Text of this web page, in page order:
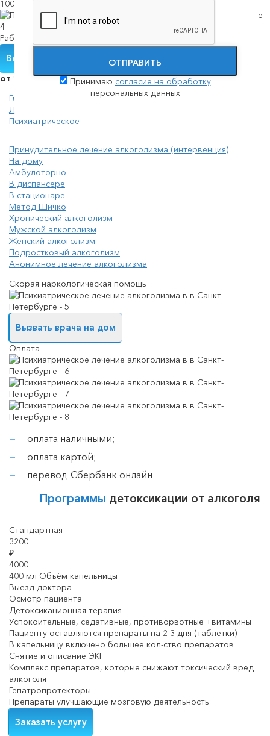
100% анонимность
Работаем
Вызвать нарколога
от 2000 руб./сутки
Главная
Лечение алкоголизма
Психиатрическое
Принудительное лечение алкоголизма (интервенция)
На дому
Амбулоторно
В диспансере
В стационаре
Метод Шичко
Хронический алкоголизм
Мужской алкоголизм
Женский алкоголизм
Подростковый алкоголизм
Анонимное лечение алкоголизма
Скорая наркологическая помощь
Вызвать врача на дом
Оплата
оплата наличными;
оплата картой;
перевод Сбербанк онлайн
Программы детоксикации от алкоголя
Стандартная
3200
₽
4000
400 мл Объём капельницы
Выезд доктора
Осмотр пациента
Детоксикационная терапия
Успокоительные, седативные, противорвотные +витамины
Пациенту оставляются препараты на 2-3 дня (таблетки)
В капельницу включено большее кол-ство препаратов
Снятие и описание ЭКГ
Комплекс препаратов, которые снижают токсический вред
алкоголя
Гепатропротекторы
Препараты улучшающие мозговую деятельность
Заказать услугу
ОТПРАВИТЬ
Принимаю согласие на обработку
персональных данных